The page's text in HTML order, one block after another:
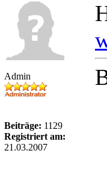
Admin
Beiträge: 1129
Registriert am:
21.03.2007